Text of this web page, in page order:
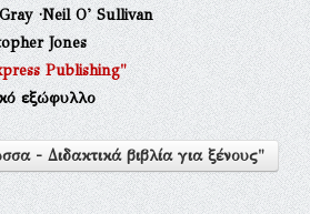
Gray·Neil O' Sullivan
Jones
Publishing"
εξώφυλλο
- Διδακτικά βιβλία για ξένους"